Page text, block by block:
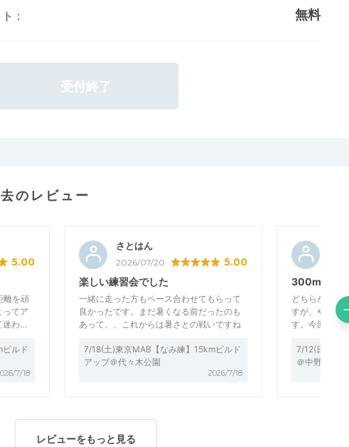
: 無料
受付終了
のレビュー
5.00
離を頑
ってア
迷わ…
ルド
7/18
さとはん
2026/07/20 5.00
楽しい練習会でした
一緒に走った方もペース合わせてもらって
良かったです。まだ暑くなる前だったのも
あって、、これからは暑さとの戦いですね
7/18(土)東京MAB【なみ練】15kmビルド
アップ＠代々木公園
2026/7/18
300mイン
どちらかと言
すが、やはり
す。今回も一
7/12(日)東京
＠中野平和の
レビューをもっと見る